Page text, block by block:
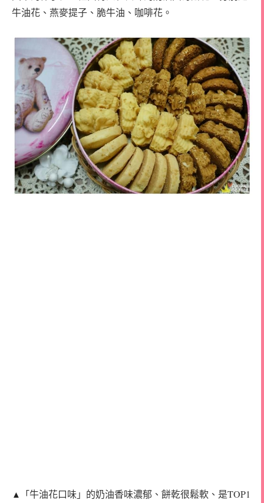
牛油花、燕麥提子、脆牛油、咖啡花。
▲「 牛油花口味」的奶油香味濃郁、餅乾很鬆軟、是TOP1